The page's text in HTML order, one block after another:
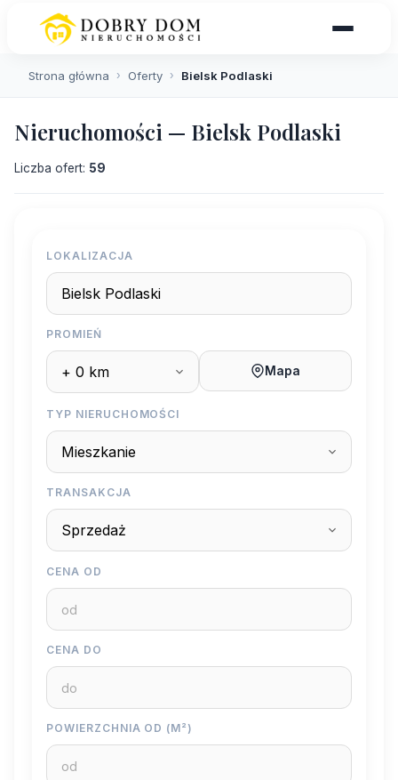
Strona główna › Oferty › Bielsk Podlaski
Nieruchomości — Bielsk Podlaski
Liczba ofert: 59
LOKALIZACJA
PROMIEŃ
Mapa
TYP NIERUCHOMOŚCI
TRANSAKCJA
CENA OD
CENA DO
POWIERZCHNIA OD (M²)